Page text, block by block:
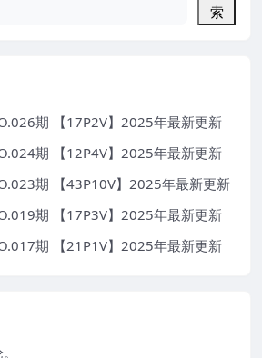
索
期 【17P2V】2025年最新更新
期 【12P4V】2025年最新更新
期 【43P10V】2025年最新更新
期 【17P3V】2025年最新更新
期 【21P1V】2025年最新更新